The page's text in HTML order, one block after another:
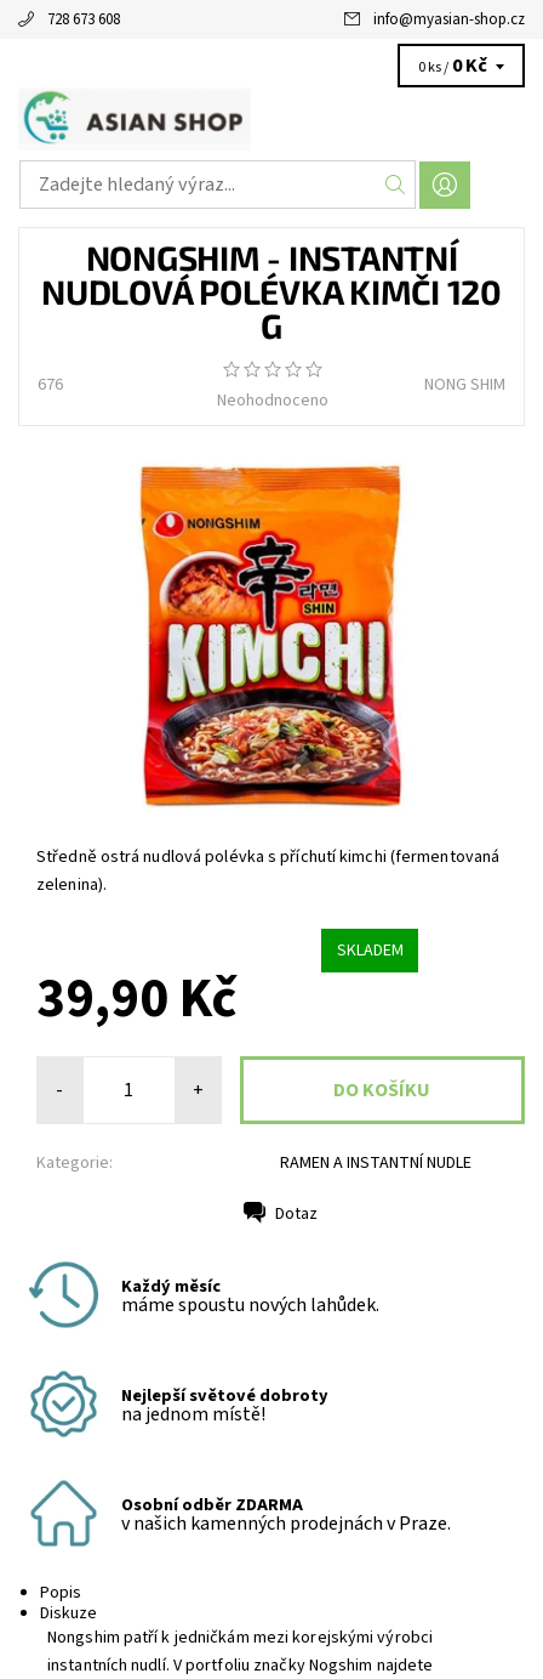
728 673 608 info@myasian-shop.cz
0 ks / 0 Kč
NONGSHIM - INSTANTNÍ
NUDLOVÁ POLÉVKA KIMČI 120
G
676
Neohodnoceno
NONG SHIM
Středně ostrá nudlová polévka s příchutí kimchi (fermentovaná
zelenina).
SKLADEM
39,90 Kč
- +
Kategorie: RAMEN A INSTANTNÍ NUDLE
Dotaz
Každý měsíc
máme spoustu nových lahůdek.
Nejlepší světové dobroty
na jednom místě!
Osobní odběr ZDARMA
v našich kamenných prodejnách v Praze.
Popis
Diskuze
Nongshim patří k jedničkám mezi korejskými výrobci
instantních nudlí. V portfoliu značky Nogshim najdete